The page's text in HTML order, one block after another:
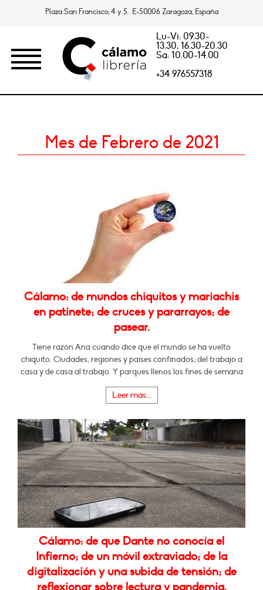
Plaza San Francisco, 4 y 5. E-50006 Zaragoza, España
Lu-Vi: 09.30-
13.30, 16.30-20.30
Sa: 10.00-14.00
+34 976557318
Mes de Febrero de 2021
Cálamo: de mundos chiquitos y mariachis
en patinete; de cruces y pararrayos; de
pasear.
Tiene razón Ana cuando dice que el mundo se ha vuelto
chiquito. Ciudades, regiones y países confinados; del trabajo a
casa y de casa al trabajo. Y parques llenos los fines de semana
Leer más...
Cálamo: de que Dante no conocía el
Infierno; de un móvil extraviado; de la
digitalización y una subida de tensión; de
reflexionar sobre lectura y pandemia.